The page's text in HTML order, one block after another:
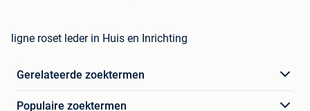
ligne roset leder in Huis en Inrichting
Gerelateerde zoektermen
Populaire zoektermen